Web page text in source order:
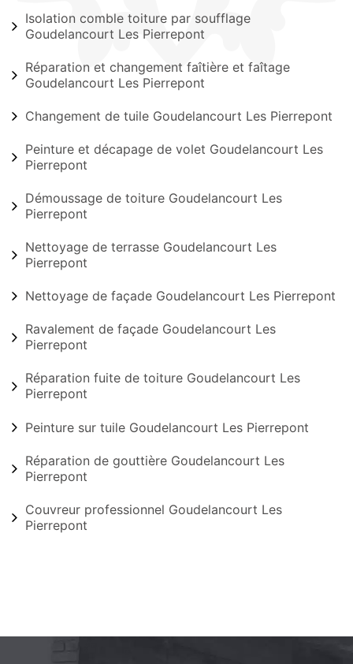
Isolation comble toiture par soufflage
Goudelancourt Les Pierrepont
Réparation et changement faîtière et faîtage
Goudelancourt Les Pierrepont
Changement de tuile Goudelancourt Les Pierrepont
Peinture et décapage de volet Goudelancourt Les
Pierrepont
Démoussage de toiture Goudelancourt Les
Pierrepont
Nettoyage de terrasse Goudelancourt Les
Pierrepont
Nettoyage de façade Goudelancourt Les Pierrepont
Ravalement de façade Goudelancourt Les
Pierrepont
Réparation fuite de toiture Goudelancourt Les
Pierrepont
Peinture sur tuile Goudelancourt Les Pierrepont
Réparation de gouttière Goudelancourt Les
Pierrepont
Couvreur professionnel Goudelancourt Les
Pierrepont